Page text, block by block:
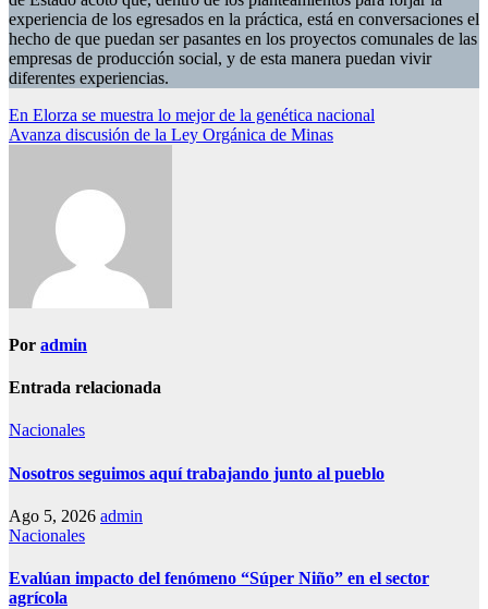
experiencia de los egresados en la práctica, está en conversaciones el
hecho de que puedan ser pasantes en los proyectos comunales de las
empresas de producción social, y de esta manera puedan vivir
diferentes experiencias.
Navegación
de
En Elorza se muestra lo mejor de la genética nacional
Avanza discusión de la Ley Orgánica de Minas
Por admin
Entrada relacionada
Nacionales
Nosotros seguimos aquí trabajando junto al pueblo
Ago 5, 2026 admin
Nacionales
Evalúan impacto del fenómeno “Súper Niño” en el sector
agrícola